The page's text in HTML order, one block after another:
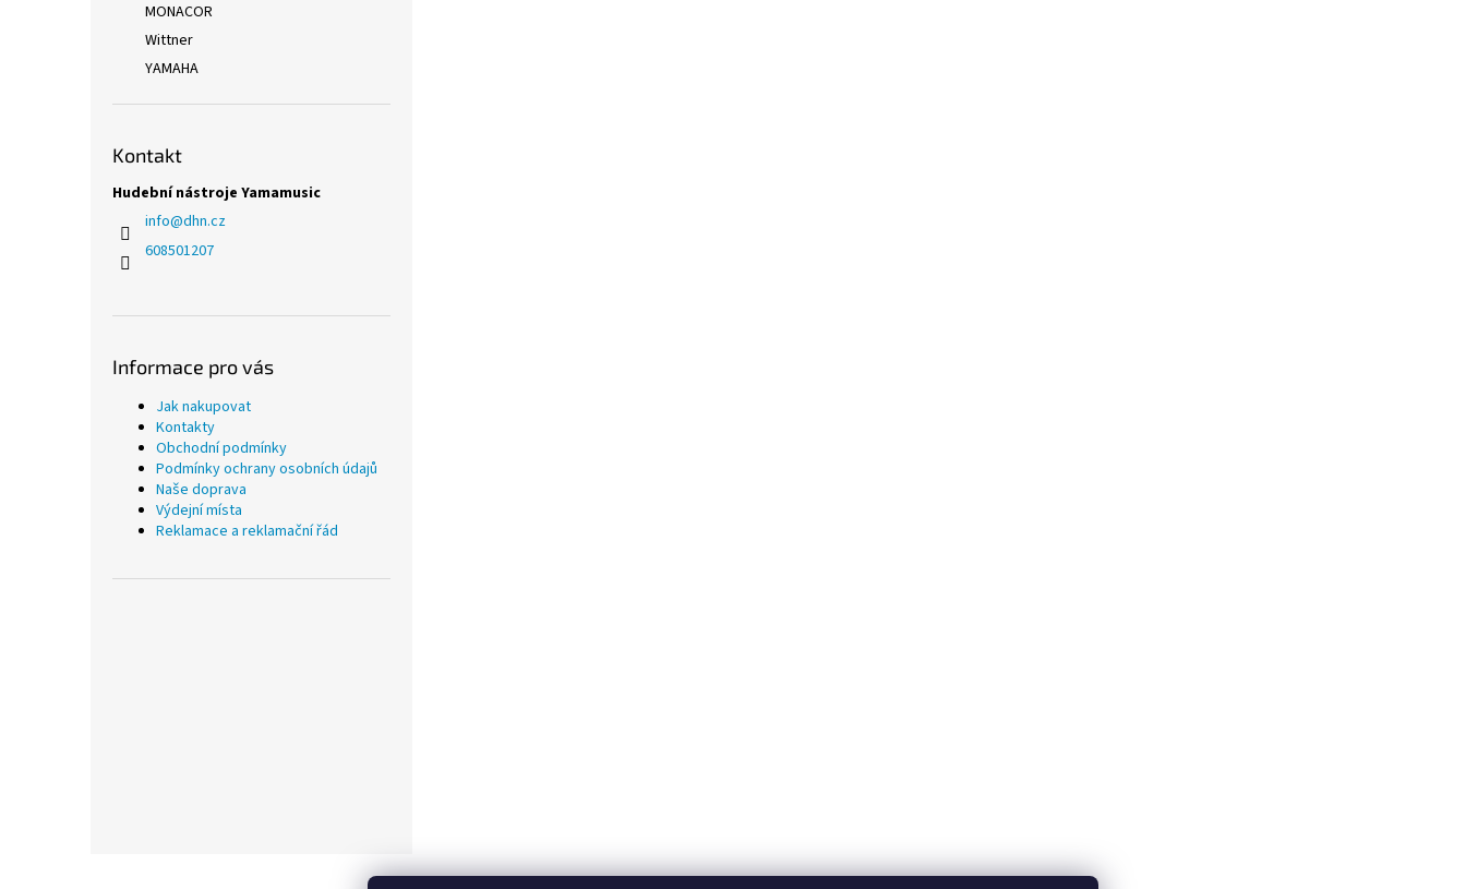
MONACOR
Wittner
YAMAHA
Kontakt
Hudební nástroje Yamamusic
info@dhn.cz
608501207
Informace pro vás
Jak nakupovat
Kontakty
Obchodní podmínky
Podmínky ochrany osobních údajů
Naše doprava
Výdejní místa
Reklamace a reklamační řád